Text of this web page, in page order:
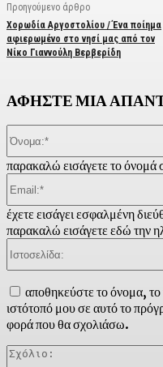
Προηγούμενο άρθρο
Χορωδία Αργοστολίου / Ένα ποίημα
αφιερωμένο στο νησί μας από τον
Νίκο Γιαννούλη Βερβερίδη
ΑΦΗΣΤΕ ΜΙΑ
παρακαλώ εισάγετε το όνομά
έχετε εισάγει εσφαλμένη
παρακαλώ εισάγετε εδώ την
αποθηκεύστε το όνομα, το
ιστότοπό μου σε αυτό το
φορά που θα σχολιάσω.